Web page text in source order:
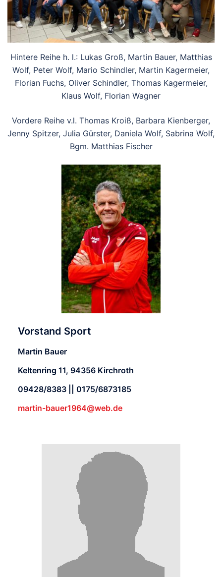
Hintere Reihe h. l.: Lukas Groß, Martin Bauer, Matthias
Wolf, Peter Wolf, Mario Schindler, Martin Kagermeier,
Florian Fuchs, Oliver Schindler, Thomas Kagermeier,
Klaus Wolf, Florian Wagner
Vordere Reihe v.l. Thomas Kroiß, Barbara Kienberger,
Jenny Spitzer, Julia Gürster, Daniela Wolf, Sabrina Wolf,
Bgm. Matthias Fischer
Vorstand Sport
Martin Bauer
Keltenring 11, 94356 Kirchroth
09428/8383 || 0175/6873185
martin-bauer1964@web.de